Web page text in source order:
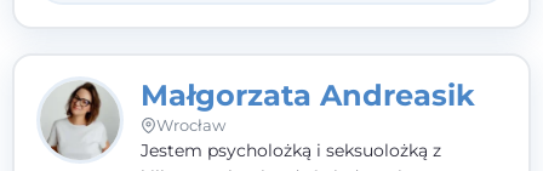
Małgorzata Andreasik
Wrocław
Jestem psycholożką i seksuolożką z